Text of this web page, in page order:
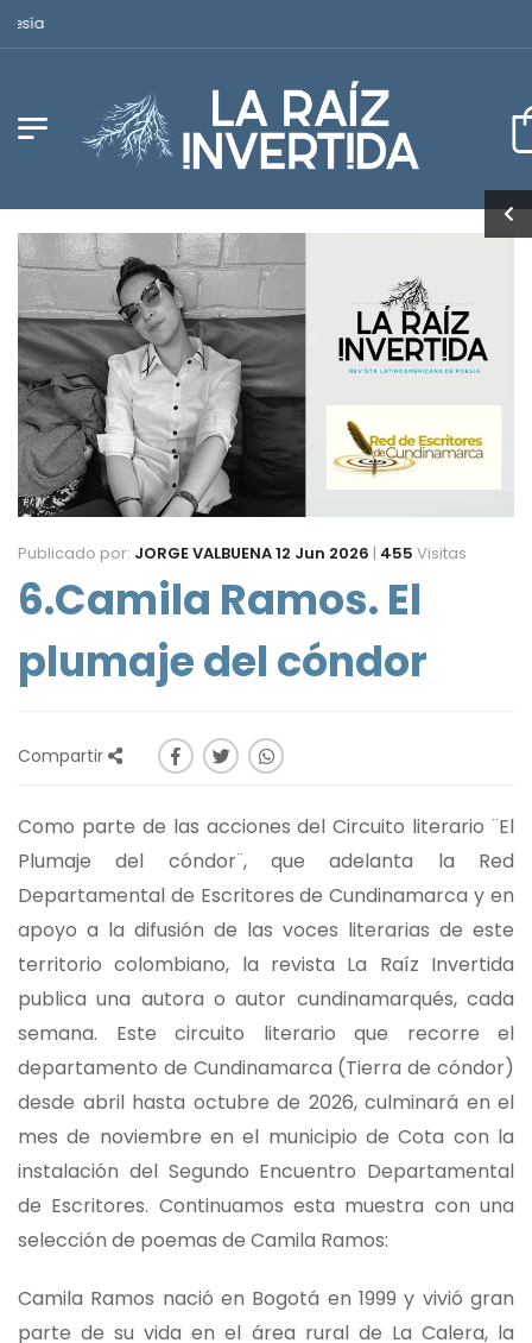
Publicado por: JORGE VALBUENA12 Jun 2026 | 455 Visitas
6.Camila Ramos. El
plumaje del cóndor
Compartir
Como parte de las acciones del Circuito literario ¨El
Plumaje del cóndor¨, que adelanta la Red
Departamental de Escritores de Cundinamarca y en
apoyo a la difusión de las voces literarias de este
territorio colombiano, la revista La Raíz Invertida
publica una autora o autor cundinamarqués, cada
semana. Este circuito literario que recorre el
departamento de Cundinamarca (Tierra de cóndor)
desde abril hasta octubre de 2026, culminará en el
mes de noviembre en el municipio de Cota con la
instalación del Segundo Encuentro Departamental
de Escritores. Continuamos esta muestra con una
selección de poemas de Camila Ramos:
Camila Ramos nació en Bogotá en 1999 y vivió gran
parte de su vida en el área rural de La Calera, la